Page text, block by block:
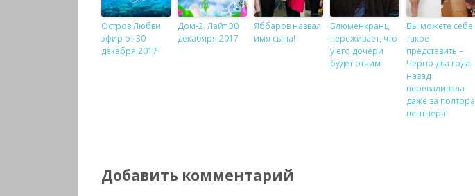
Остров Любви
эфир от 30
декабря 2017
Дом-2. Лайт 30
декабяря 2017
Яббаров назвал
имя сына!
Блюменкранц
переживает, что
у его дочери
будет отчим
Вы можете себе
такое
представить –
Черно два года
назад
переваливала
даже за полтора
центнера!
Добавить комментарий